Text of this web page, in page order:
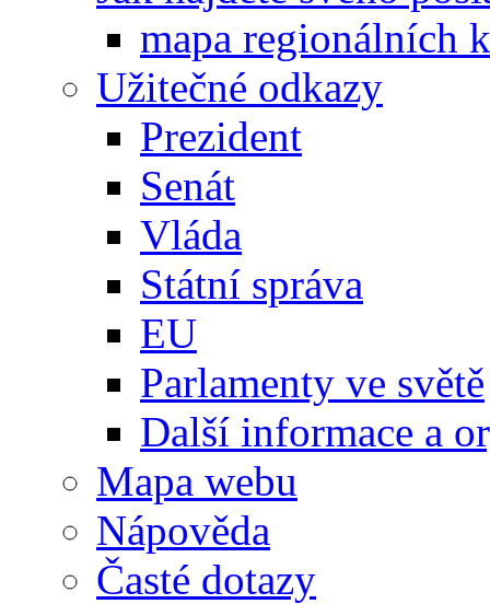
mapa regionálních
Užitečné odkazy
Prezident
Senát
Vláda
Státní správa
EU
Parlamenty ve světě
Další informace a
Mapa webu
Nápověda
Časté dotazy